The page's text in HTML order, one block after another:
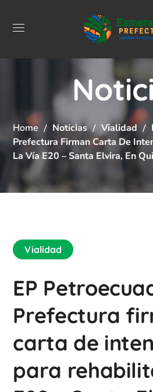
Home Noticias Vialidad
Prefectura Firman Carta De
La Vía E20 – Santa Elvira, En
Vialidad
EP
Prefectura
carta de
para